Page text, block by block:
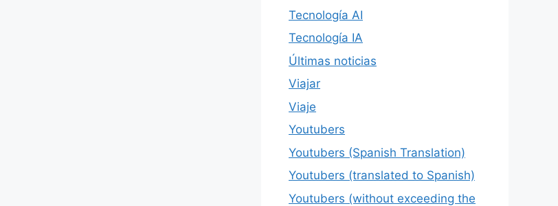
Tecnología AI
Tecnología IA
Últimas noticias
Viajar
Viaje
Youtubers
Youtubers (Spanish Translation)
Youtubers (translated to Spanish)
Youtubers (without exceeding the